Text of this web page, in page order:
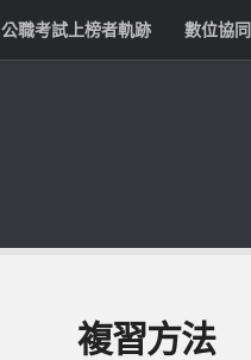
公職考試上榜者軌跡 數位協
複習方法